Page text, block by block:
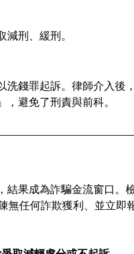
刑、緩刑。
錢罪起訴。律師介入後
避免了刑責與前科。
結果成為詐騙金流窗口。
無任何詐欺獲利、並立即